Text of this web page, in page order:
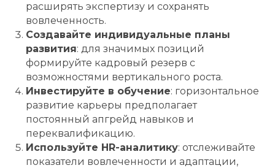
расширять экспертизу и сохранять
вовлеченность.
Создавайте индивидуальные планы
развития: для значимых позиций
формируйте кадровый резерв с
возможностями вертикального роста.
Инвестируйте в обучение: горизонтальное
развитие карьеры предполагает
постоянный апгрейд навыков и
переквалификацию.
Используйте HR-аналитику: отслеживайте
показатели вовлеченности и адаптации,